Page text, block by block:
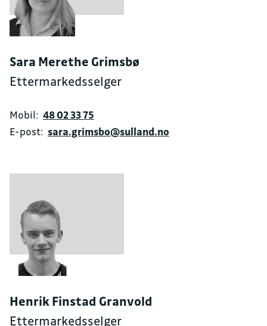
Sara Merethe Grimsbø
Ettermarkedsselger
Mobil: 48 02 33 75
E-post: sara.grimsbo@sulland.no
Henrik Finstad Granvold
Ettermarkedsselger